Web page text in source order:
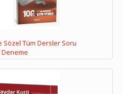
Sözel Tüm Dersler Soru